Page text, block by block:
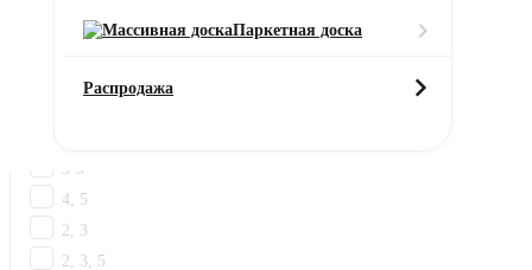
Паркетная доска
Распродажа
3-5
4, 5
2, 3
2, 3, 5